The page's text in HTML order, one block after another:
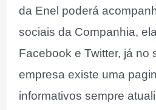
da Enel poderá
sociais da Companhia,
Facebook e Twitter, já no
empresa existe uma
informativos sempre